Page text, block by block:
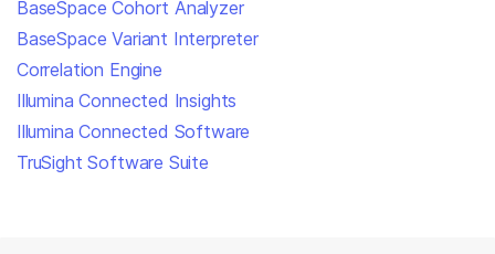
推荐内容链接
BaseSpace Cohort Analyzer
BaseSpace Variant Interpreter
Correlation Engine
Illumina Connected Insights
Illumina Connected Software
TruSight Software Suite